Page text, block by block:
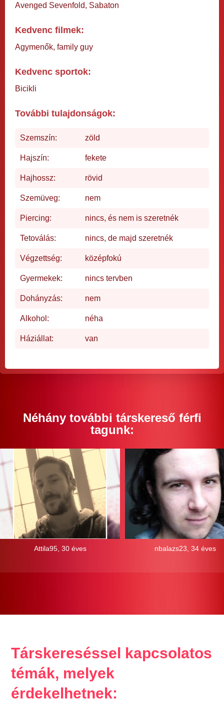
Avenged Sevenfold, Sabaton
Kedvenc filmek:
Agymenők, family guy
Kedvenc sportok:
Bicikli
További tulajdonságok:
Szemszín: zöld
Hajszín: fekete
Hajhossz: rövid
Szemüveg: nem
Piercing: nincs, és nem is szeretnék
Tetoválás: nincs, de majd szeretnék
Végzettség: középfokú
Gyermekek: nincs tervben
Dohányzás: nem
Alkohol: néha
Háziállat: van
Néhány további társkereső férfi
tagunk:
Attila95, 30 éves nbalazs23, 34 éves
Társkereséssel kapcsolatos
témák, melyek
érdekelhetnek: